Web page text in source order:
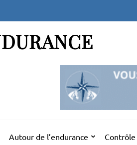
Autour de l’endurance